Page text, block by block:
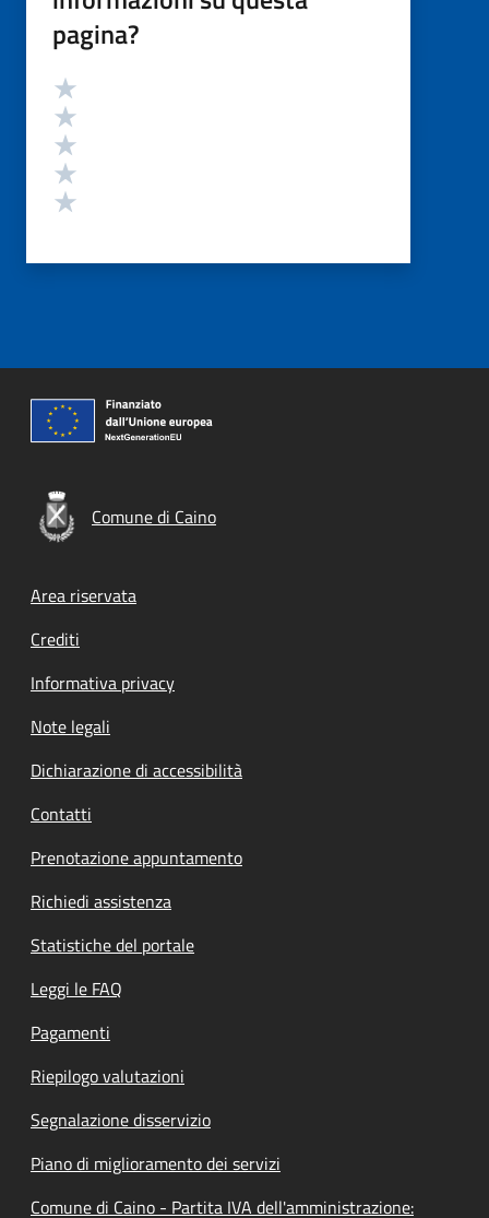
pagina?
Valutazione
Comune di Caino
Footer menu
Area riservata
Crediti
Informativa privacy
Note legali
Dichiarazione di accessibilità
Contatti
Prenotazione appuntamento
Richiedi assistenza
Statistiche del portale
Leggi le FAQ
Pagamenti
Riepilogo valutazioni
Segnalazione disservizio
Piano di miglioramento dei servizi
Comune di Caino - Partita IVA dell'amministrazione: